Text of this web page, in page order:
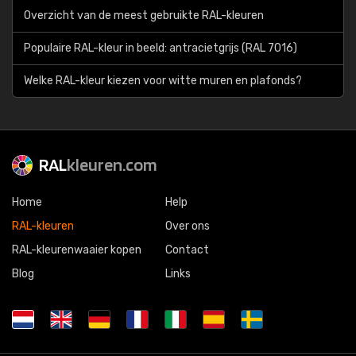
Overzicht van de meest gebruikte RAL-kleuren
Populaire RAL-kleur in beeld: antracietgrijs (RAL 7016)
Welke RAL-kleur kiezen voor witte muren en plafonds?
RALkleuren.com
Home
RAL-kleuren
RAL-kleurenwaaier kopen
Blog
Help
Over ons
Contact
Links